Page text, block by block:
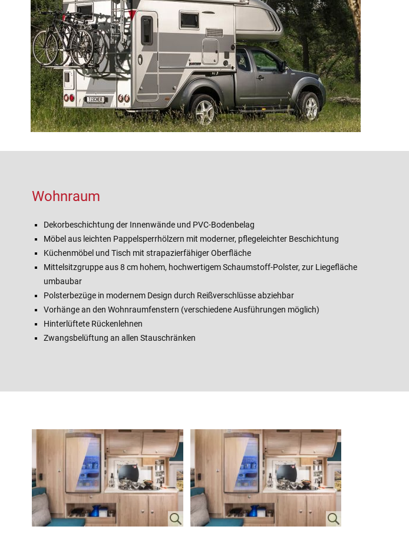
Wohnraum
Dekorbeschichtung der Innenwände und PVC-Bodenbelag
Möbel aus leichten Pappelsperrhölzern mit moderner, pflegeleichter Beschichtung
Küchenmöbel und Tisch mit strapazierfähiger Oberfläche
Mittelsitzgruppe aus 8 cm hohem, hochwertigem Schaumstoff-Polster, zur Liegefläche
umbaubar
Polsterbezüge in modernem Design durch Reißverschlüsse abziehbar
Vorhänge an den Wohnraumfenstern (verschiedene Ausführungen möglich)
Hinterlüftete Rückenlehnen
Zwangsbelüftung an allen Stauschränken